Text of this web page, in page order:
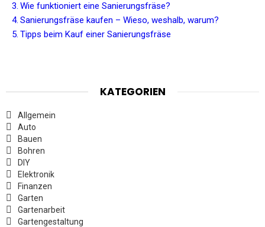
Wie funktioniert eine Sanierungsfräse?
Sanierungsfräse kaufen – Wieso, weshalb, warum?
Tipps beim Kauf einer Sanierungsfräse
KATEGORIEN
Allgemein
Auto
Bauen
Bohren
DIY
Elektronik
Finanzen
Garten
Gartenarbeit
Gartengestaltung